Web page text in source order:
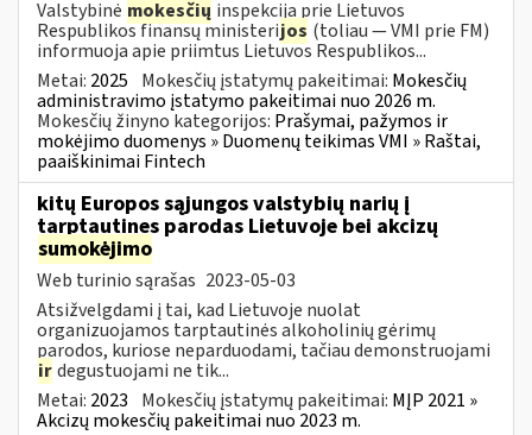
Valstybinė mokesčių inspekcija prie Lietuvos
Respublikos finansų ministerijos (toliau — VMI prie FM)
informuoja apie priimtus Lietuvos Respublikos...
Metai: 2025 Mokesčių įstatymų pakeitimai: Mokesčių
administravimo įstatymo pakeitimai nuo 2026 m.
Mokesčių žinyno kategorijos: Prašymai, pažymos ir
mokėjimo duomenys » Duomenų teikimas VMI » Raštai,
paaiškinimai Fintech
kitų Europos sąjungos valstybių narių į
tarptautines parodas Lietuvoje bei akcizų
sumokėjimo
Web turinio sąrašas 2023-05-03
Atsižvelgdami į tai, kad Lietuvoje nuolat
organizuojamos tarptautinės alkoholinių gėrimų
parodos, kuriose neparduodami, tačiau demonstruojami
irdegustuojami ne tik...
Metai: 2023 Mokesčių įstatymų pakeitimai: MĮP 2021 »
Akcizų mokesčių pakeitimai nuo 2023 m.